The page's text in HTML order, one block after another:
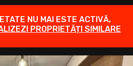
NU MAI ESTE ACTIVĂ,
PROPRIETĂȚI SIMILARE